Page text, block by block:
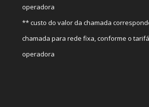
operadora
** custo do valor da chamada
chamada para rede fixa, conforme o
operadora